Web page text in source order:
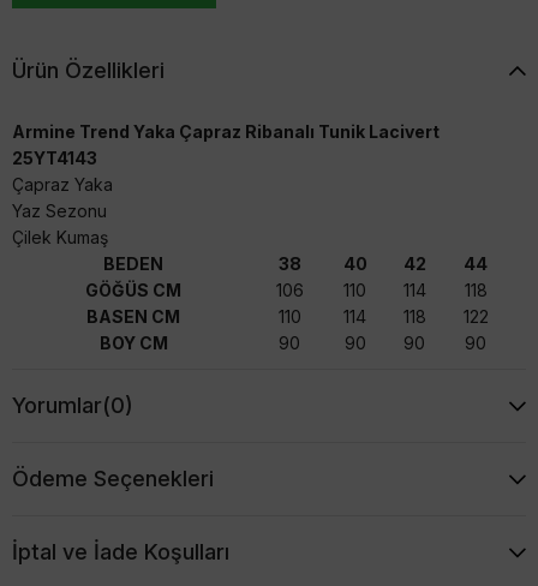
Ürün Özellikleri
Armine Trend Yaka Çapraz Ribanalı Tunik Lacivert
25YT4143
Çapraz Yaka
Yaz Sezonu
Çilek Kumaş
BEDEN
38 40 42
44
GÖĞÜS CM
106 110 114
118
BASEN CM
110 114 118
122
BOY CM
90 90 90 90
Yorumlar(0)
Ödeme Seçenekleri
İptal ve İade Koşulları